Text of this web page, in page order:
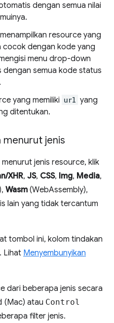
dengan semua nilai
resource yang
cocok dengan kode yang
menu drop-down
semua kode status
yang memiliki url yang
ditentukan.
jenis
jenis resource, klik
XHR, JS, CSS, Img, Media,
Wasm (WebAssembly),
lain yang tidak tercantum
tombol ini, kolom tindakan
Lihat Menyembunyikan
dari beberapa jenis secara
(Mac) atau Control
filter jenis.